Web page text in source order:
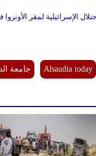
الإسرائيلية لمقر
Alsaudia today جامعة